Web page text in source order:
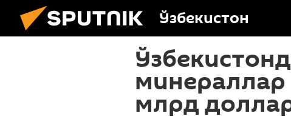
Ўзбекистон
минераллар
млрд